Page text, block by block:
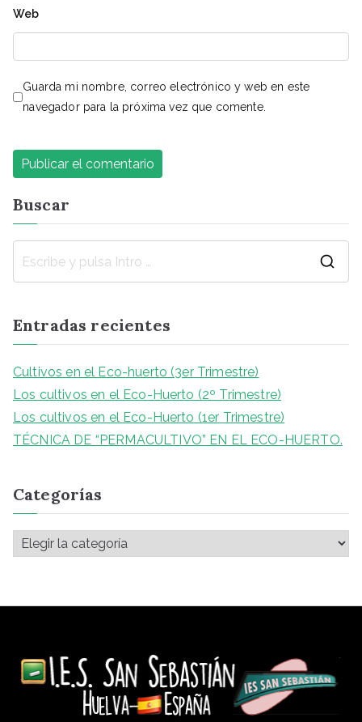
Web
Guarda mi nombre, correo electrónico y web en este
navegador para la próxima vez que comente.
Buscar
Entradas recientes
Cultivos en el Eco-huerto (3er Trimestre)
Los cultivos en el Eco-Huerto (2º Trimestre)
Los cultivos en el Eco-Huerto (1er Trimestre)
TÉCNICA DE “PERMACULTIVO” EN EL ECO-HUERTO.
Categorías